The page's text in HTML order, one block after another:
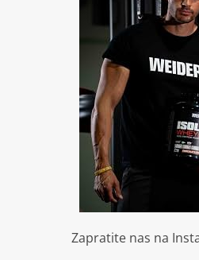
Zapratite nas na